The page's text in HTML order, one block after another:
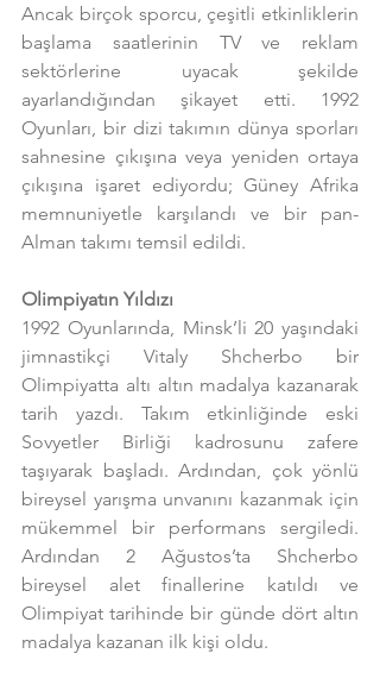
Ancak birçok sporcu, çeşitli etkinliklerin
başlama saatlerinin TV ve reklam
sektörlerine uyacak şekilde
ayarlandığından şikayet etti. 1992
Oyunları, bir dizi takımın dünya sporları
sahnesine çıkışına veya yeniden ortaya
çıkışına işaret ediyordu; Güney Afrika
memnuniyetle karşılandı ve bir pan-
Alman takımı temsil edildi.
Olimpiyatın Yıldızı
1992 Oyunlarında, Minsk’li 20 yaşındaki
jimnastikçi Vitaly Shcherbo bir
Olimpiyatta altı altın madalya kazanarak
tarih yazdı. Takım etkinliğinde eski
Sovyetler Birliği kadrosunu zafere
taşıyarak başladı. Ardından, çok yönlü
bireysel yarışma unvanını kazanmak için
mükemmel bir performans sergiledi.
Ardından 2 Ağustos’ta Shcherbo
bireysel alet finallerine katıldı ve
Olimpiyat tarihinde bir günde dört altın
madalya kazanan ilk kişi oldu.